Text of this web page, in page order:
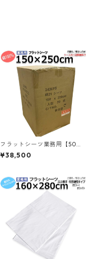
フラットシーツ業務用【50枚
入】綿100% 150×250cm シン
グルサイズ 敷きシーツ ホワイ
¥38,500